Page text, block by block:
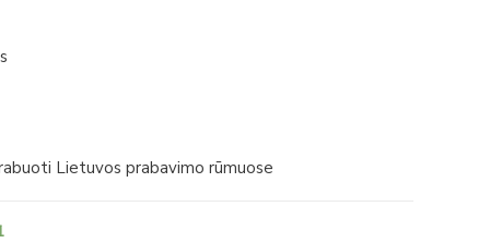
Lietuvos prabavimo rūmuose